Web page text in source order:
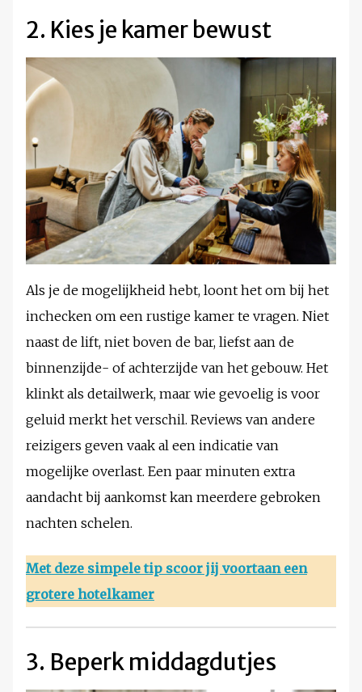
2. Kies je kamer bewust
Als je de mogelijkheid hebt, loont het om bij het
inchecken om een rustige kamer te vragen. Niet
naast de lift, niet boven de bar, liefst aan de
binnenzijde- of achterzijde van het gebouw. Het
klinkt als detailwerk, maar wie gevoelig is voor
geluid merkt het verschil. Reviews van andere
reizigers geven vaak al een indicatie van
mogelijke overlast. Een paar minuten extra
aandacht bij aankomst kan meerdere gebroken
nachten schelen.
Met deze simpele tip scoor jij voortaan een
grotere hotelkamer
3. Beperk middagdutjes